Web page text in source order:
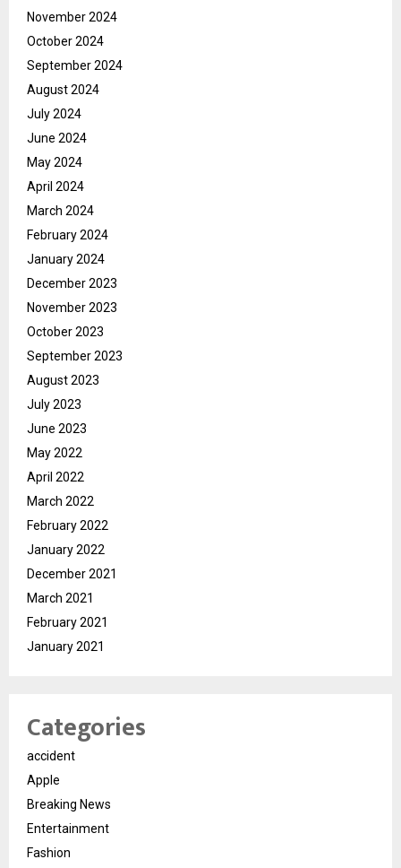
November 2024
October 2024
September 2024
August 2024
July 2024
June 2024
May 2024
April 2024
March 2024
February 2024
January 2024
December 2023
November 2023
October 2023
September 2023
August 2023
July 2023
June 2023
May 2022
April 2022
March 2022
February 2022
January 2022
December 2021
March 2021
February 2021
January 2021
Categories
accident
Apple
Breaking News
Entertainment
Fashion